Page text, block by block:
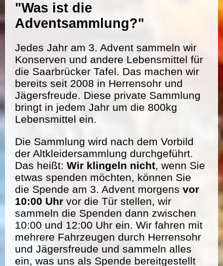
"Was ist die
Adventsammlung?"
Jedes Jahr am 3. Advent sammeln wir
Konserven und andere Lebensmittel für
die Saarbrücker Tafel. Das machen wir
bereits seit 2008 in Herrensohr und
Jägersfreude. Diese private Sammlung
bringt in jedem Jahr um die 800kg
Lebensmittel ein.
Die Sammlung wird nach dem Vorbild
der Altkleidersammlung durchgeführt.
Das heißt: Wir klingeln nicht, wenn Sie
etwas spenden möchten, können Sie
die Spende am 3. Advent morgens vor
10:00 Uhr vor die Tür stellen, wir
sammeln die Spenden dann zwischen
10:00 und 12:00 Uhr ein. Wir fahren mit
mehrere Fahrzeugen durch Herrensohr
und Jägersfreude und sammeln alles
ein, was uns als Spende bereitgestellt